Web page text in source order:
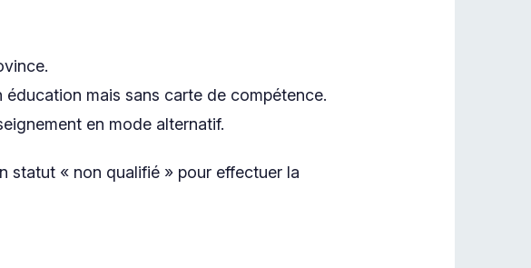
éducation mais sans carte de compétence.
en mode alternatif.
statut « non qualifié » pour effectuer la